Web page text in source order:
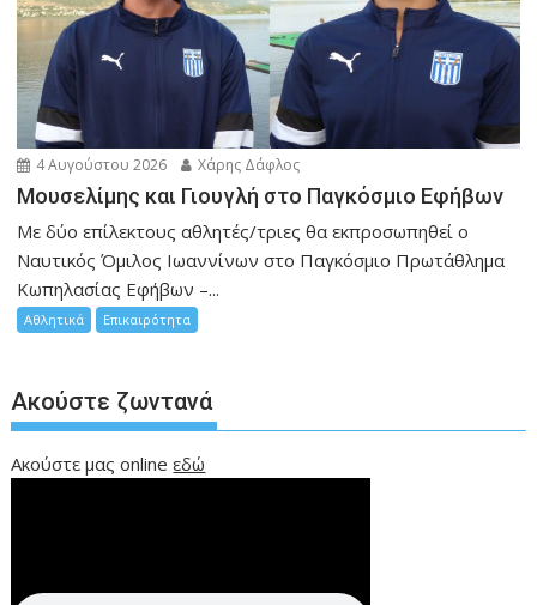
4 Αυγούστου 2026 Χάρης Δάφλος
Μουσελίμης και Γιουγλή στο Παγκόσμιο Εφήβων
Mε δύο επίλεκτους αθλητές/τριες θα εκπροσωπηθεί ο
Ναυτικός Όμιλος Ιωαννίνων στο Παγκόσμιο Πρωτάθλημα
Κωπηλασίας Εφήβων –...
Αθλητικά Επικαιρότητα
Ακούστε ζωντανά
Ακούστε μας onlineεδώ